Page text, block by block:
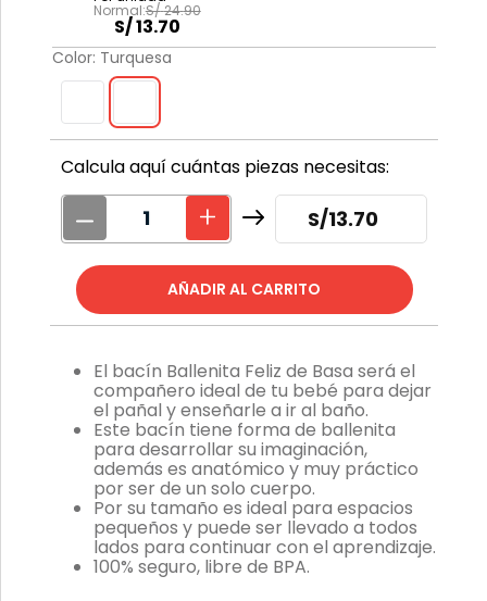
S/24.90
S/13.70
Color: Turquesa
Calcula aquí cuántas piezas necesitas:
S/13.70
El bacín Ballenita Feliz de Basa será el
compañero ideal de tu bebé para dejar
el pañal y enseñarle a ir al baño.
Este bacín tiene forma de ballenita
para desarrollar su imaginación,
además es anatómico y muy práctico
por ser de un solo cuerpo.
Por su tamaño es ideal para espacios
pequeños y puede ser llevado a todos
lados para continuar con el aprendizaje.
100% seguro, libre de BPA.